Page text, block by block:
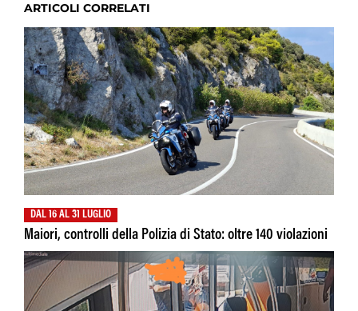
ARTICOLI CORRELATI
DAL 16 AL 31 LUGLIO
Maiori, controlli della Polizia di Stato: oltre 140 violazioni